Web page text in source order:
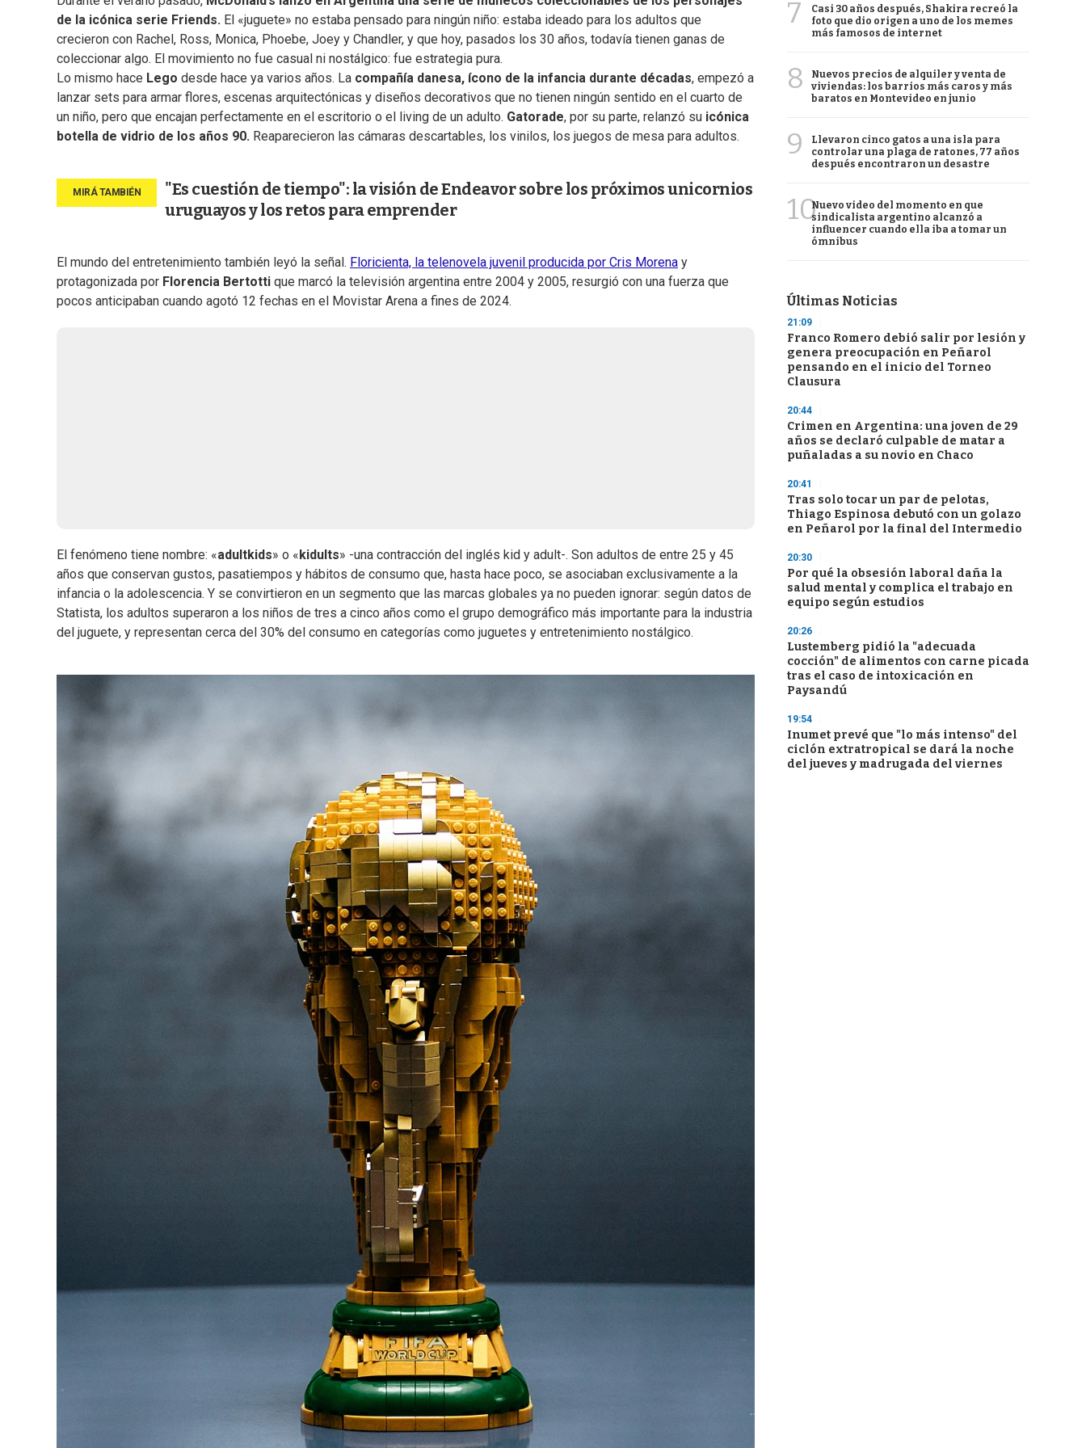
de la icónica serie Friends. El «juguete» no estaba pensado para ningún niño: estaba ideado para los adultos que
crecieron con Rachel, Ross, Monica, Phoebe, Joey y Chandler, y que hoy, pasados los 30 años, todavía tienen ganas de
coleccionar algo. El movimiento no fue casual ni nostálgico: fue estrategia pura.
Lo mismo hace Lego desde hace ya varios años. La compañía danesa, ícono de la infancia durante décadas, empezó a
lanzar sets para armar flores, escenas arquitectónicas y diseños decorativos que no tienen ningún sentido en el cuarto de
un niño, pero que encajan perfectamente en el escritorio o el living de un adulto. Gatorade, por su parte, relanzó su icónica
botella de vidrio de los años 90. Reaparecieron las cámaras descartables, los vinilos, los juegos de mesa para adultos.
"Es cuestión de tiempo": la visión de Endeavor sobre los próximos unicornios
uruguayos y los retos para emprender
El mundo del entretenimiento también leyó la señal. Floricienta, la telenovela juvenil producida por Cris Morena y
protagonizada por Florencia Bertotti que marcó la televisión argentina entre 2004 y 2005, resurgió con una fuerza que
pocos anticipaban cuando agotó 12 fechas en el Movistar Arena a fines de 2024.
El fenómeno tiene nombre: «adultkids» o « kidults» -una contracción del inglés kid y adult-. Son adultos de entre 25 y 45
años que conservan gustos, pasatiempos y hábitos de consumo que, hasta hace poco, se asociaban exclusivamente a la
infancia o la adolescencia. Y se convirtieron en un segmento que las marcas globales ya no pueden ignorar: según datos de
Statista, los adultos superaron a los niños de tres a cinco años como el grupo demográfico más importante para la industria
del juguete, y representan cerca del 30% del consumo en categorías como juguetes y entretenimiento nostálgico.
7
Casi 30 años después, Shakira recreó la
foto que dio origen a uno de los memes
más famosos de internet
8
Nuevos precios de alquiler y venta de
viviendas: los barrios más caros y más
baratos en Montevideo en junio
9
Llevaron cinco gatos a una isla para
controlar una plaga de ratones, 77 años
después encontraron un desastre
10Nuevo video del momento en que
sindicalista argentino alcanzó a
influencer cuando ella iba a tomar un
ómnibus
Últimas Noticias
21:09
Franco Romero debió salir por lesión y
genera preocupación en Peñarol
pensando en el inicio del Torneo
Clausura
20:44
Crimen en Argentina: una joven de 29
años se declaró culpable de matar a
puñaladas a su novio en Chaco
20:41
Tras solo tocar un par de pelotas,
Thiago Espinosa debutó con un golazo
en Peñarol por la final del Intermedio
20:30
Por qué la obsesión laboral daña la
salud mental y complica el trabajo en
equipo según estudios
20:26
Lustemberg pidió la "adecuada
cocción" de alimentos con carne picada
tras el caso de intoxicación en
Paysandú
19:54
Inumet prevé que "lo más intenso" del
ciclón extratropical se dará la noche
del jueves y madrugada del viernes